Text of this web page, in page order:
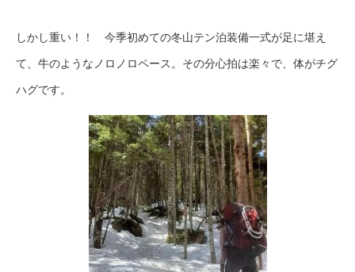
しかし重い！！ 今季初めての冬山テン泊装備一式が足に堪え
て、牛のようなノロノロペース。その分心拍は楽々で、体がチグ
ハグです。